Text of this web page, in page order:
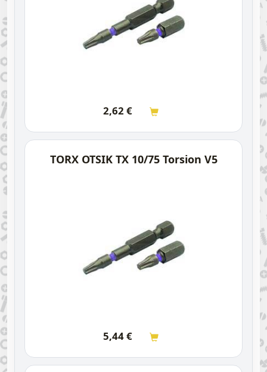
2,62 €
TORX OTSIK TX 10/75 Torsion V5
5,44€